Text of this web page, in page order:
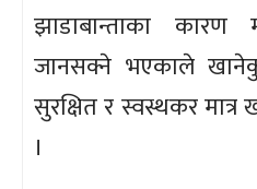
झाडाबान्ताका
जानसक्ने भएकाले
सुरक्षित र स्वस्थकर
।